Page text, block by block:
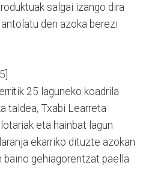
salgai izango dira
den azoka berezi
25 laguneko koadrila
taldea, Txabi Learreta
eta hainbat lagun
ekarriko dituzte azokan
baino gehiagorentzat paella